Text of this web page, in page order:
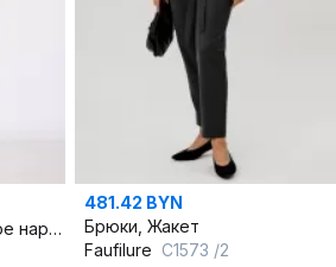
Платье круглогодичное нарядное из текстиля с воротником и пуговицами
481.42 BYN
Брюки, Жакет
Faufilure С1573 /2